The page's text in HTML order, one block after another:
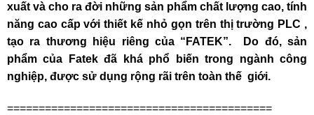
xuất và cho ra đời những sản phẩm chất lượng cao, tính
năng cao cấp với thiết kế nhỏ gọn trên thị trường PLC ,
tạo ra thương hiệu riêng của “FATEK”. Do đó, sản
phẩm của Fatek đã khá phổ biến trong ngành công
nghiệp, được sử dụng rộng rãi trên toàn thế giới.
==========================================